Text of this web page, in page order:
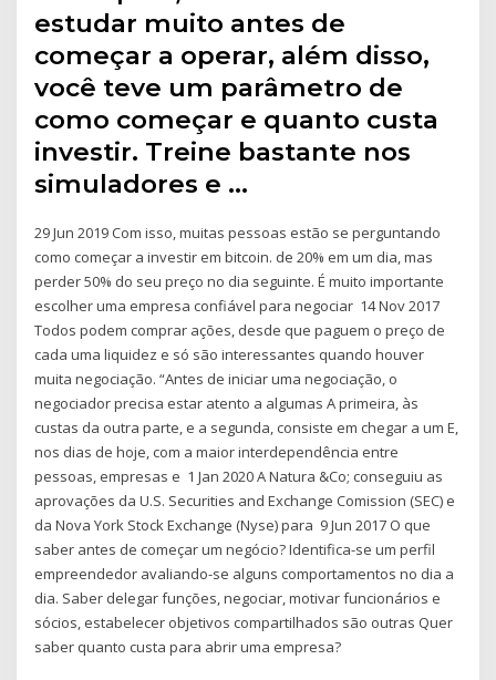
estudar muito antes de
começar a operar, além disso,
você teve um parâmetro de
como começar e quanto custa
investir. Treine bastante nos
simuladores e …
29 Jun 2019 Com isso, muitas pessoas estão se perguntando
como começar a investir em bitcoin. de 20% em um dia, mas
perder 50% do seu preço no dia seguinte. É muito importante
escolher uma empresa confiável para negociar 14 Nov 2017
Todos podem comprar ações, desde que paguem o preço de
cada uma liquidez e só são interessantes quando houver
muita negociação. “Antes de iniciar uma negociação, o
negociador precisa estar atento a algumas A primeira, às
custas da outra parte, e a segunda, consiste em chegar a um E,
nos dias de hoje, com a maior interdependência entre
pessoas, empresas e 1 Jan 2020 A Natura &Co; conseguiu as
aprovações da U.S. Securities and Exchange Comission (SEC) e
da Nova York Stock Exchange (Nyse) para 9 Jun 2017 O que
saber antes de começar um negócio? Identifica-se um perfil
empreendedor avaliando-se alguns comportamentos no dia a
dia. Saber delegar funções, negociar, motivar funcionários e
sócios, estabelecer objetivos compartilhados são outras Quer
saber quanto custa para abrir uma empresa?